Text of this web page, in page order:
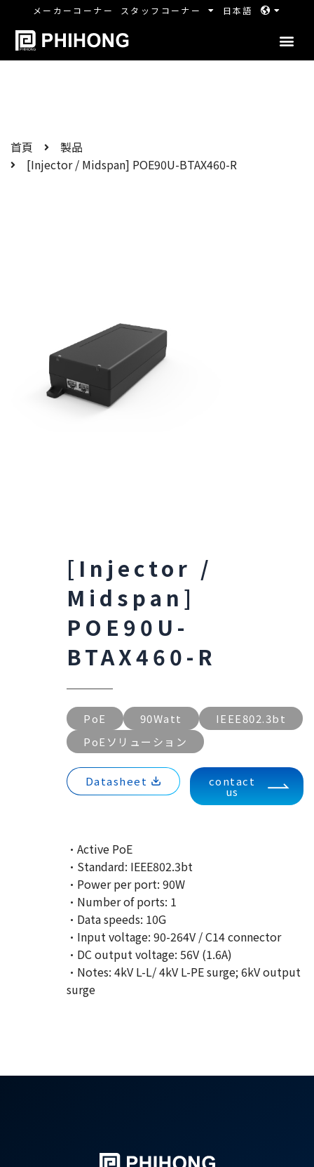
メーカーコーナー スタッフコーナー 日本語
首頁
製品
[Injector / Midspan] POE90U-BTAX460-R
[Injector /
Midspan]
POE90U-
BTAX460-R
PoE 90Watt
IEEE802.3bt
PoEソリューション
Datasheet contact
us
·Active PoE
·Standard: IEEE802.3bt
·Power per port: 90W
·Number of ports: 1
·Data speeds: 10G
·Input voltage: 90-264V / C14 connector
·DC output voltage: 56V (1.6A)
·Notes: 4kV L-L/ 4kV L-PE surge; 6kV output
surge